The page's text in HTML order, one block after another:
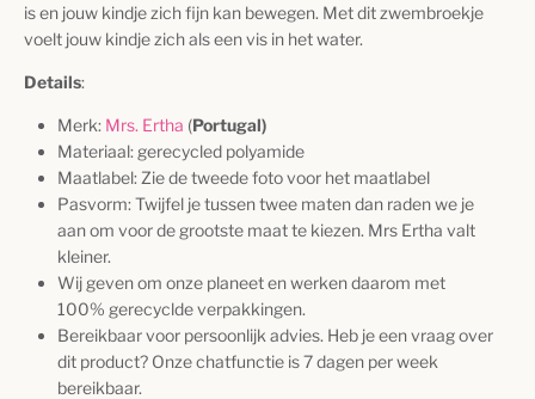
is en jouw kindje zich fijn kan bewegen. Met dit zwembroekje
voelt jouw kindje zich als een vis in het water.
Details:
Merk: Mrs. Ertha (Portugal)
Materiaal: gerecycled polyamide
Maatlabel: Zie de tweede foto voor het maatlabel
Pasvorm: Twijfel je tussen twee maten dan raden we je
aan om voor de grootste maat te kiezen. Mrs Ertha valt
kleiner.
Wij geven om onze planeet en werken daarom met
100% gerecyclde verpakkingen.
Bereikbaar voor persoonlijk advies. Heb je een vraag over
dit product? Onze chatfunctie is 7 dagen per week
bereikbaar.